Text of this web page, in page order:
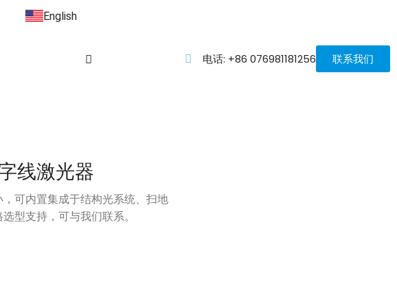
English
电话: +86 076981181256 联系我们
线激光器
可内置集成于结构光系统、扫地
型支持，可与我们联系。